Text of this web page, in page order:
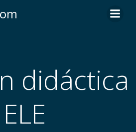
didáctica
ELE